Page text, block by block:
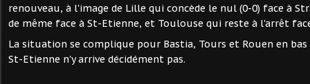
renouveau, à l'image de Lille qui concède le nul (0-0) face à
de même face à St-Etienne, et Toulouse qui reste à l'arrêt
La situation se complique pour Bastia, Tours et Rouen en
St-Etienne n'y arrive décidément pas.